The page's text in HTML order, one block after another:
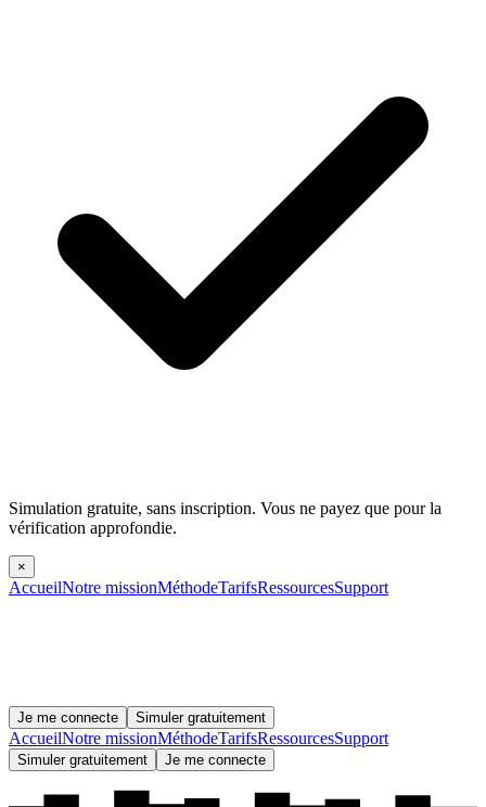
Simulation gratuite, sans inscription. Vous ne payez que pour la
vérification approfondie.
×
AccueilNotre missionMéthodeTarifsRessourcesSupport
Je me connecte Simuler gratuitement
AccueilNotre missionMéthodeTarifsRessourcesSupport
Simuler gratuitement Je me connecte